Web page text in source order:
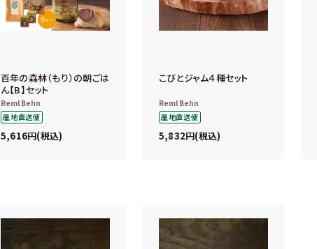
百年の森林（もり）の朝ごは
ん【B】セット
Reml Behn
産地直送便
5,616 税込
こびとジャム４種セット
Reml Behn
産地直送便
5,832 税込